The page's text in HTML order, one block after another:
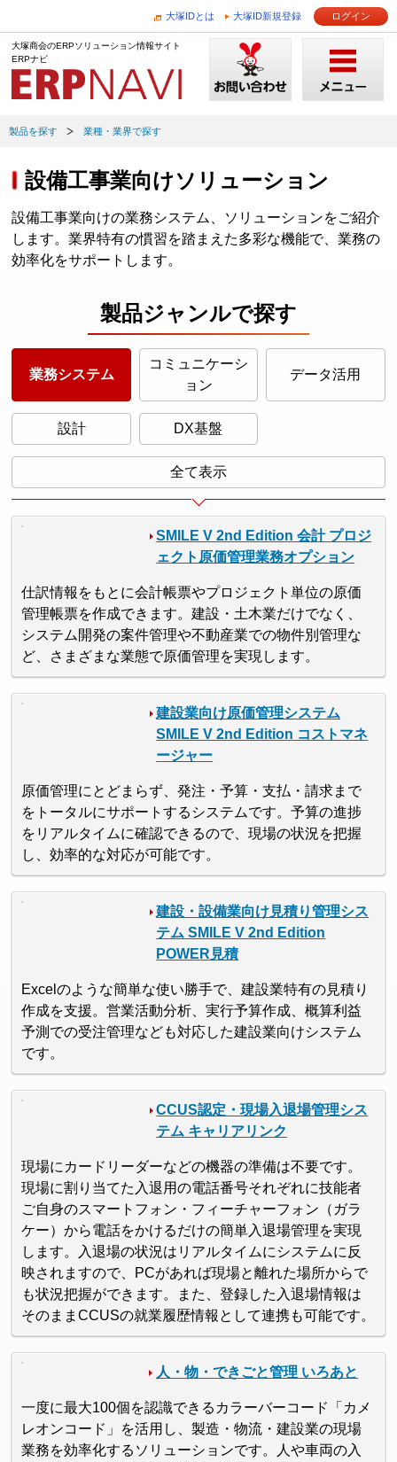
大塚IDとは 大塚ID新規登録 ログイン
大塚商会のERPソリューション情報サイト
ERPナビ
製品を探す 業種・業界で探す
設備工事業向けソリューション
設備工事業向けの業務システム、ソリューションをご紹介
します。業界特有の慣習を踏まえた多彩な機能で、業務の
効率化をサポートします。
製品ジャンルで探す
業務システム
コミュニケーシ
ョン
データ活用
設計 DX基盤
全て表示
SMILE V 2nd Edition 会計 プロジ
ェクト原価管理業務オプション
仕訳情報をもとに会計帳票やプロジェクト単位の原価
管理帳票を作成できます。建設・土木業だけでなく、
システム開発の案件管理や不動産業での物件別管理な
ど、さまざまな業態で原価管理を実現します。
建設業向け原価管理システム
SMILE V 2nd Edition コストマネ
ージャー
原価管理にとどまらず、発注・予算・支払・請求まで
をトータルにサポートするシステムです。予算の進捗
をリアルタイムに確認できるので、現場の状況を把握
し、効率的な対応が可能です。
建設・設備業向け見積り管理シス
テム SMILE V 2nd Edition
POWER見積
Excelのような簡単な使い勝手で、建設業特有の見積り
作成を支援。営業活動分析、実行予算作成、概算利益
予測での受注管理なども対応した建設業向けシステム
です。
CCUS認定・現場入退場管理シス
テム キャリアリンク
現場にカードリーダーなどの機器の準備は不要です。
現場に割り当てた入退用の電話番号それぞれに技能者
ご自身のスマートフォン・フィーチャーフォン（ガラ
ケー）から電話をかけるだけの簡単入退場管理を実現
します。入退場の状況はリアルタイムにシステムに反
映されますので、PCがあれば現場と離れた場所からで
も状況把握ができます。また、登録した入退場情報は
そのままCCUSの就業履歴情報として連携も可能です。
人・物・できごと管理 いろあと
一度に最大100個を認識できるカラーバーコード「カメ
レオンコード」を活用し、製造・物流・建設業の現場
業務を効率化するソリューションです。人や車両の入